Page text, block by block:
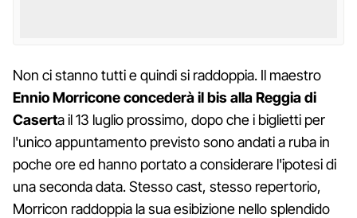
Non ci stanno tutti e quindi si raddoppia. Il maestro
Ennio Morricone concederà il bisalla Reggia di
Caserta il 13 luglio prossimo, dopo che i biglietti per
l'unico appuntamento previsto sono andati a ruba in
poche ore ed hanno portato a considerare l'ipotesi di
una seconda data. Stesso cast, stesso repertorio,
Morricon raddoppia la sua esibizione nello splendido